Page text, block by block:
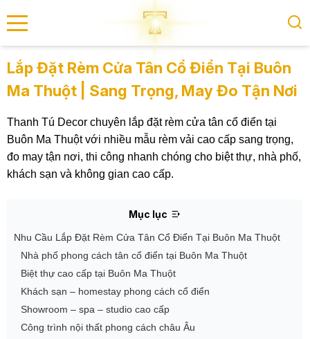
menu
Lắp Đặt Rèm Cửa Tân Cổ Điển Tại Buôn
Ma Thuột | Sang Trọng, May Đo Tận Nơi
Thanh Tú Decor chuyên lắp đặt rèm cửa tân cổ điển tại
Buôn Ma Thuột với nhiều mẫu rèm vải cao cấp sang trọng,
đo may tận nơi, thi công nhanh chóng cho biệt thự, nhà phố,
khách sạn và không gian cao cấp.
Mục lục
Nhu Cầu Lắp Đặt Rèm Cửa Tân Cổ Điển Tại Buôn Ma Thuột
Nhà phố phong cách tân cổ điển tại Buôn Ma Thuột
Biệt thự cao cấp tại Buôn Ma Thuột
Khách sạn – homestay phong cách cổ điển
Showroom – spa – studio cao cấp
Công trình nội thất phong cách châu Âu